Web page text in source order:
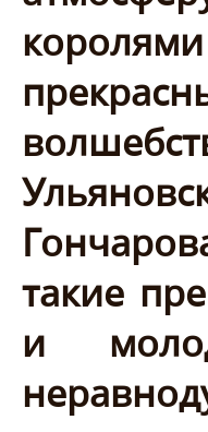
такие
и